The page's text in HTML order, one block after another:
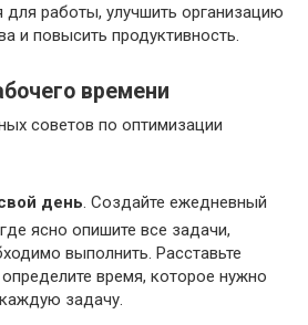
для работы, улучшить организацию
и повысить продуктивность.
времени
советов по оптимизации
день . Создайте ежедневный
ясно опишите все задачи,
выполнить. Расставьте
время, которое нужно
задачу.